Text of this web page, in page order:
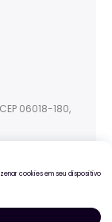
06018-180,
apply.